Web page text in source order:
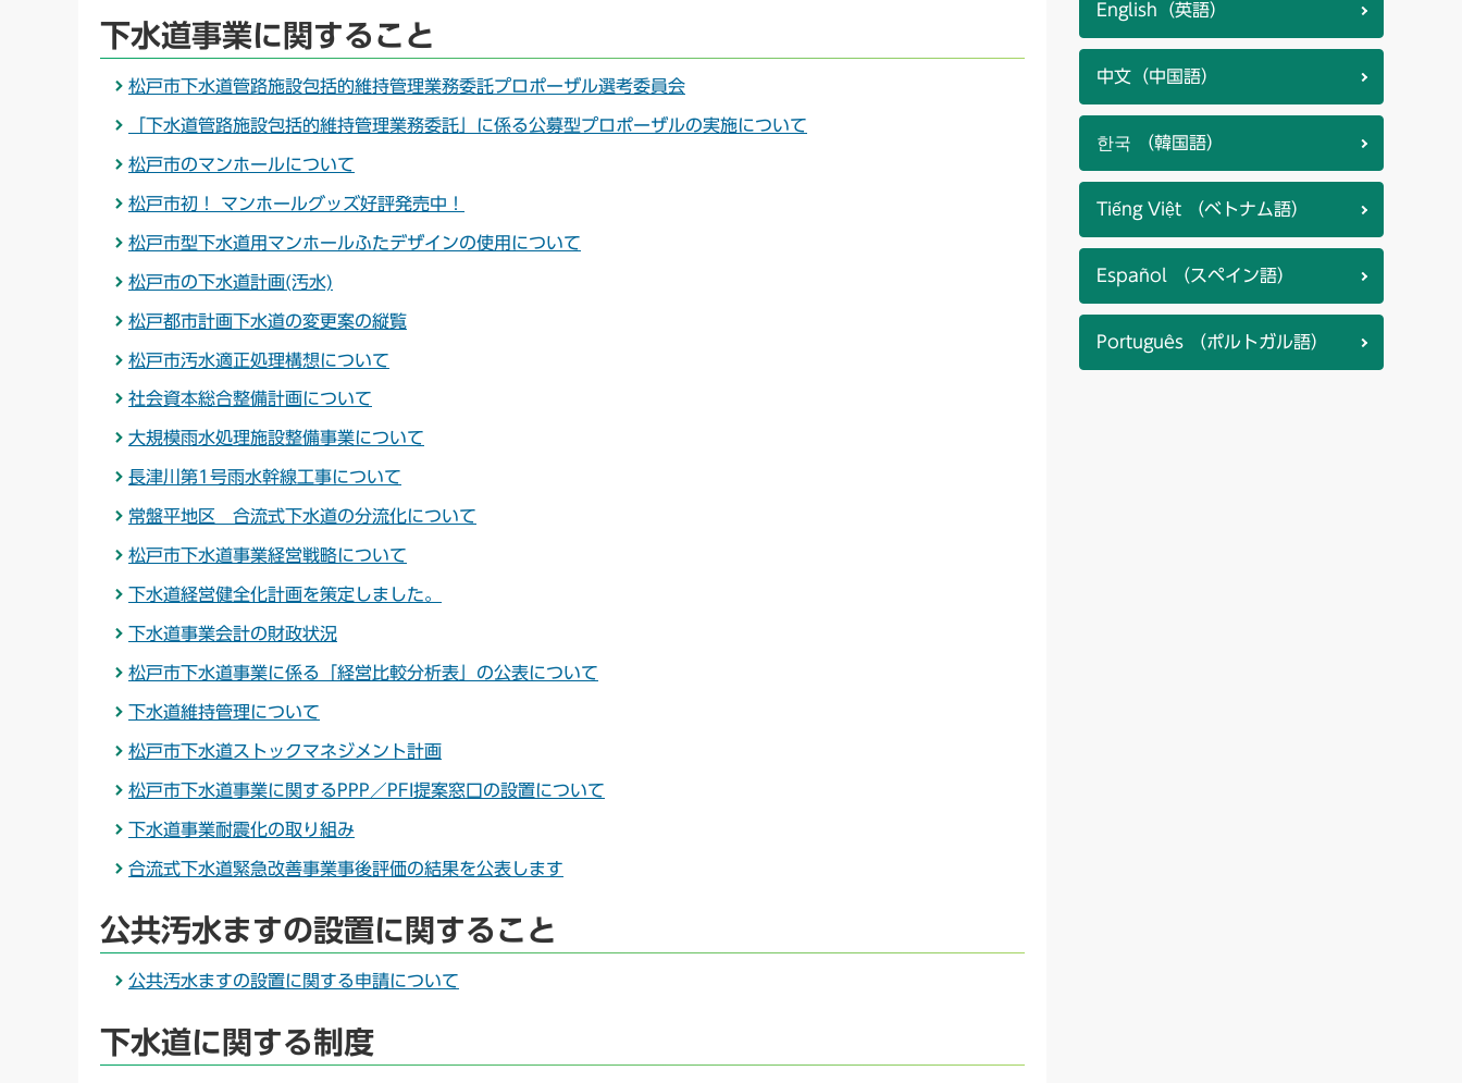
下水道事業に関すること
松戸市下水道管路施設包括的維持管理業務委託プロポーザル選考委員会
「下水道管路施設包括的維持管理業務委託」に係る公募型プロポーザルの実施について
松戸市のマンホールについて
松戸市初！ マンホールグッズ好評発売中！
松戸市型下水道用マンホールふたデザインの使用について
松戸市の下水道計画(汚水)
松戸都市計画下水道の変更案の縦覧
松戸市汚水適正処理構想について
社会資本総合整備計画について
大規模雨水処理施設整備事業について
長津川第1号雨水幹線工事について
常盤平地区 合流式下水道の分流化について
松戸市下水道事業経営戦略について
下水道経営健全化計画を策定しました。
下水道事業会計の財政状況
松戸市下水道事業に係る「経営比較分析表」の公表について
下水道維持管理について
松戸市下水道ストックマネジメント計画
松戸市下水道事業に関するPPP／PFI提案窓口の設置について
下水道事業耐震化の取り組み
合流式下水道緊急改善事業事後評価の結果を公表します
公共汚水ますの設置に関すること
公共汚水ますの設置に関する申請について
下水道に関する制度
English（英語）
中文（中国語）
한국 （韓国語）
Tiếng Việt （ベトナム語）
Español （スペイン語）
Português （ポルトガル語）